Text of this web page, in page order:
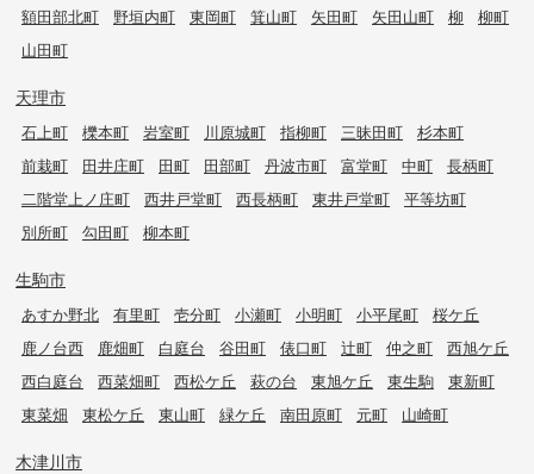
額田部北町
野垣内町 東岡町 箕山町 矢田町 矢田山町 柳
柳町
山田町
天理市
石上町 櫟本町 岩室町 川原城町 指柳町 三昧田町
杉本町
前栽町
田井庄町 田町 田部町 丹波市町 富堂町 中町
長柄町
二階堂上ノ庄町
西井戸堂町 西長柄町 東井戸堂町
平等坊町
別所町
勾田町 柳本町
生駒市
あすか野北 有里町 壱分町 小瀬町 小明町 小平尾町
桜ケ丘
鹿ノ台西
鹿畑町 白庭台 谷田町 俵口町 辻町 仲之町
西旭ケ丘
西白庭台
西菜畑町 西松ケ丘 萩の台 東旭ケ丘 東生駒
東新町
東菜畑
東松ケ丘 東山町 緑ケ丘 南田原町 元町 山崎町
木津川市